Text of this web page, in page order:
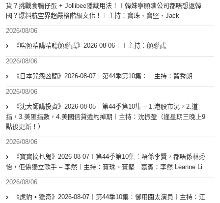
貨？挑戰食鴨仔蛋 + Jollibee隱藏用法！︱韓妹寧願瞓公司都唔想返韓
國？爆料航空界超嚴格階級文化！︱主持：寶珠、寶堅、Jack
2026/08/06
《啱傾啱講啱聽顏聯武》2026-08-06︱︱主持：顏聯武
2026/08/06
《日本咒怨凶間》2026-08-07︱第44季第10集：︱主持：藍秀朗
2026/08/06
《沈大師講投資》2026-08-05︱第44季第10集 – 1.港股市況，2.道
指，3.美匯指數，4.美國信貸違約掉期︱主持：沈振盈（逢星期三晚上9
點後更新！）
2026/08/06
《寶寶搞乜鬼》2026-08-07︱第44季第10集︰唔係李賢，都唔係林秀
怡，佢係獨立歌手 – 李然︱主持：寶珠、寶堅 嘉賓：李然 Leanne Li
2026/08/06
《虎豹 • 獵奇》2026-08-07︱第44季10集：御用闊太演員︱主持：江